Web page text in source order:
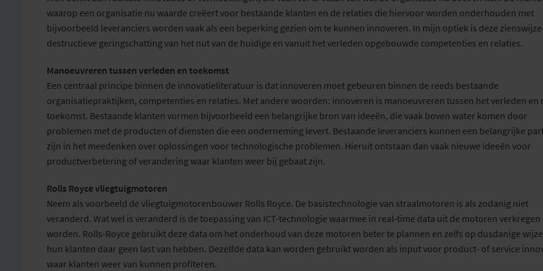
waarop een organisatie nu waarde creëert voor bestaande klanten en de relaties die hiervoor worden onderhouden met
bijvoorbeeld leveranciers worden vaak als een beperking gezien om te kunnen innoveren. In mijn optiek is deze zienswijze
destructieve geringschatting van het nut van de huidige en vanuit het verleden opgebouwde competenties en relaties.
Manoeuvreren tussen verleden en toekomst
Een centraal principe binnen de innovatieliteratuur is dat innoveren moet gebeuren binnen de reeds bestaande
organisatiepraktijken, competenties en relaties. Met andere woorden: innoveren is manoeuvreren tussen het verleden en
toekomst. Bestaande klanten vormen bijvoorbeeld een belangrijke bron van ideeën, die vaak boven water komen door
problemen met de producten of diensten die een onderneming levert. Bestaande leveranciers kunnen een belangrijke
zijn in het meedenken over oplossingen voor technologische problemen. Hieruit ontstaan dan vaak nieuwe ideeën voor
productverbetering of verandering waar klanten weer bij gebaat zijn.
Rolls Royce vliegtuigmotoren
Neem als voorbeeld de vliegtuigmotorenbouwer Rolls Royce. De basistechnologie van straalmotoren is als zodanig niet
veranderd. Wat wel is veranderd is de toepassing van ICT-technologie waarmee in real-time data uit de motoren verkregen
worden. Rolls-Royce gebruikt deze data om het onderhoud van deze motoren beter te plannen en zelfs op dusdanige
hun klanten daar geen last van hebben. Dezelfde data kan worden gebruikt worden als input voor product- of service
waar klanten weer van kunnen profiteren.